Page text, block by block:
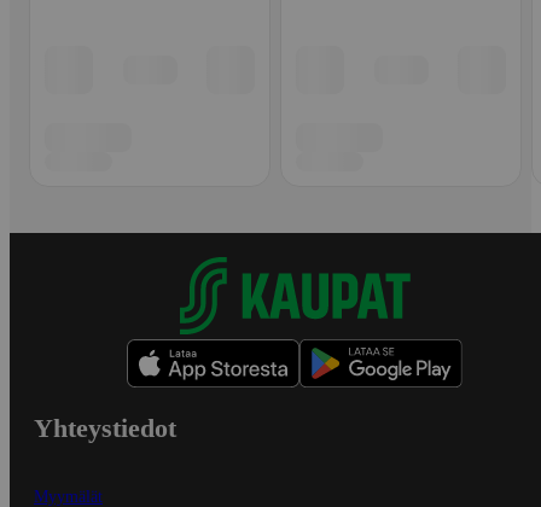
Yhteystiedot
Myymälät